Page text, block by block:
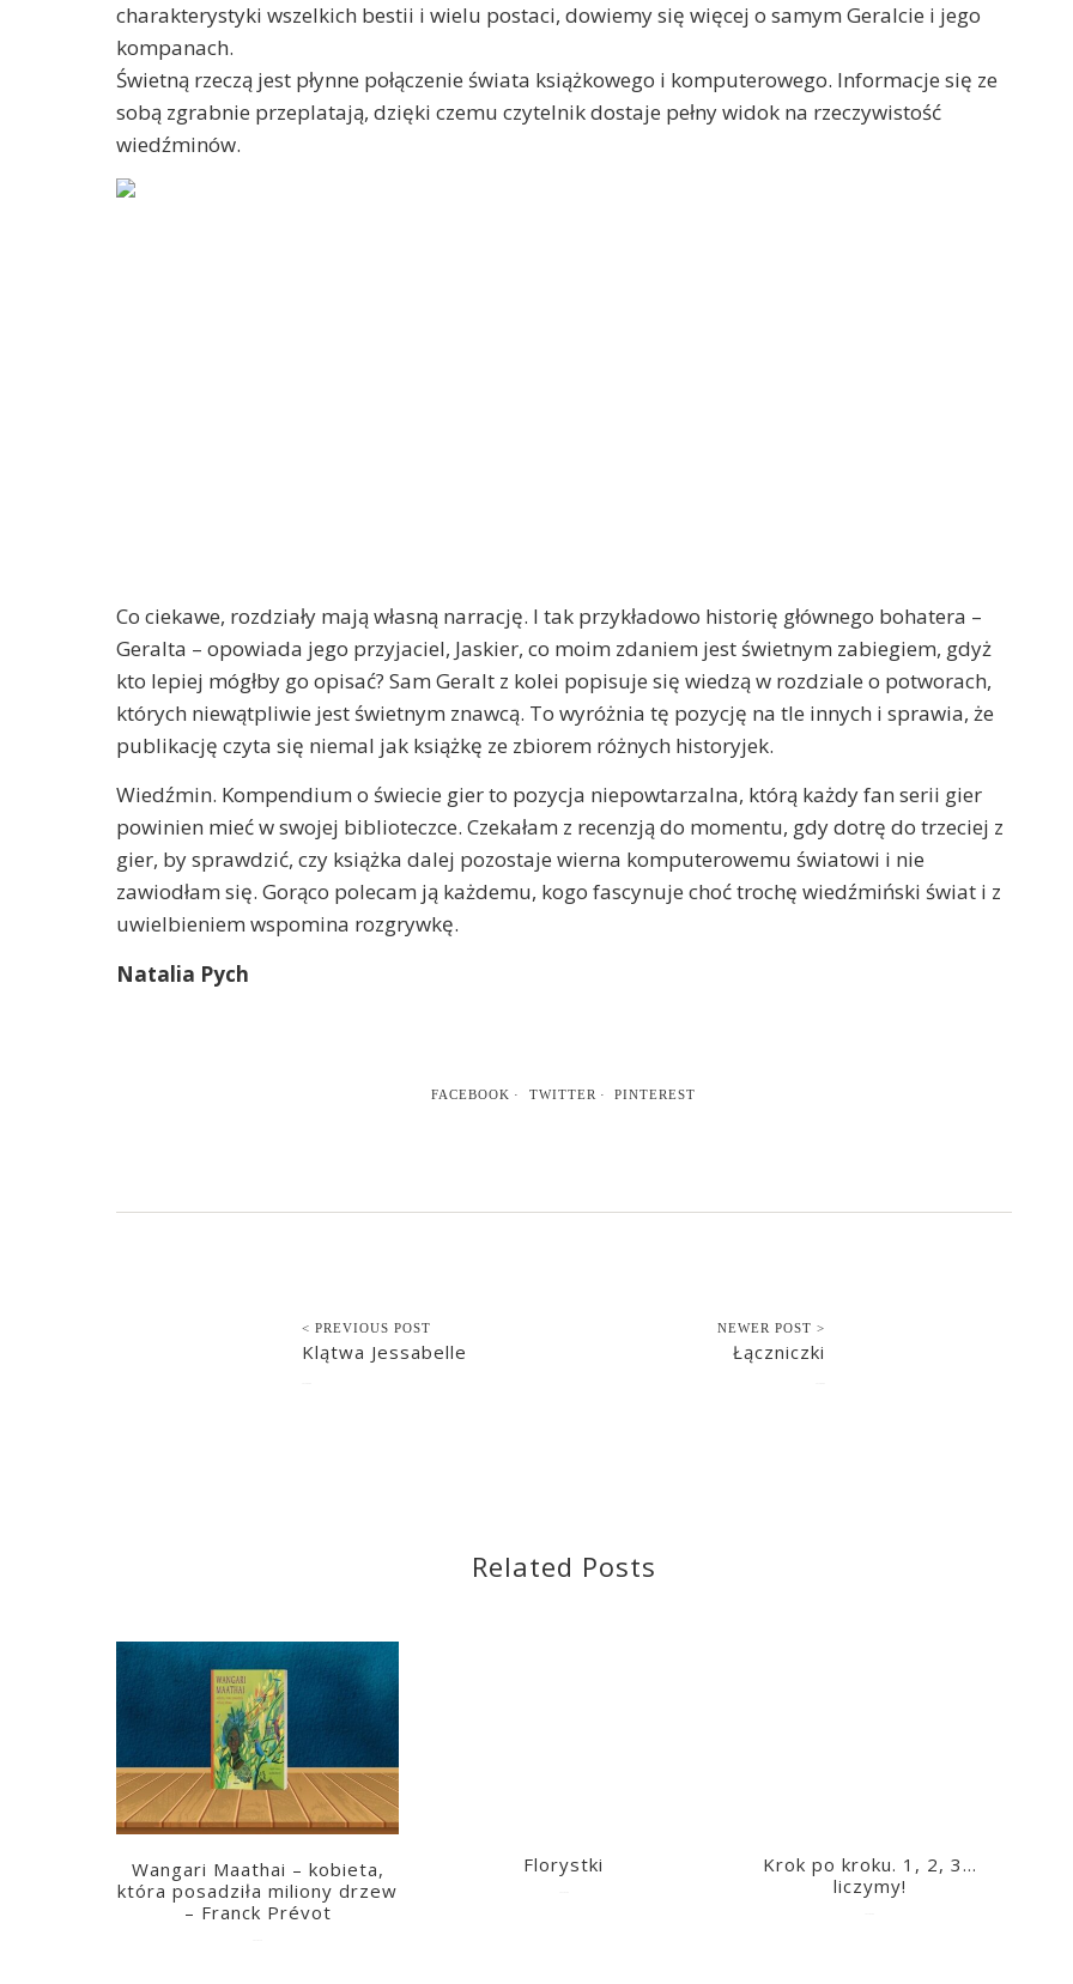
charakterystyki wszelkich bestii i wielu postaci, dowiemy się więcej o samym Geralcie i jego
kompanach.
Świetną rzeczą jest płynne połączenie świata książkowego i komputerowego. Informacje się ze
sobą zgrabnie przeplatają, dzięki czemu czytelnik dostaje pełny widok na rzeczywistość
wiedźminów.
Co ciekawe, rozdziały mają własną narrację. I tak przykładowo historię głównego bohatera –
Geralta – opowiada jego przyjaciel, Jaskier, co moim zdaniem jest świetnym zabiegiem, gdyż
kto lepiej mógłby go opisać? Sam Geralt z kolei popisuje się wiedzą w rozdziale o potworach,
których niewątpliwie jest świetnym znawcą. To wyróżnia tę pozycję na tle innych i sprawia, że
publikację czyta się niemal jak książkę ze zbiorem różnych historyjek.
Wiedźmin. Kompendium o świecie gier to pozycja niepowtarzalna, którą każdy fan serii gier
powinien mieć w swojej biblioteczce. Czekałam z recenzją do momentu, gdy dotrę do trzeciej z
gier, by sprawdzić, czy książka dalej pozostaje wierna komputerowemu światowi i nie
zawiodłam się. Gorąco polecam ją każdemu, kogo fascynuje choć trochę wiedźmiński świat i z
uwielbieniem wspomina rozgrywkę.
Natalia Pych
FACEBOOK TWITTER PINTEREST
< PREVIOUS POST
Klątwa Jessabelle
NEWER POST >
Łączniczki
Related Posts
Wangari Maathai – kobieta,
która posadziła miliony drzew
– Franck Prévot
Florystki
Krok po kroku. 1, 2, 3…
liczymy!